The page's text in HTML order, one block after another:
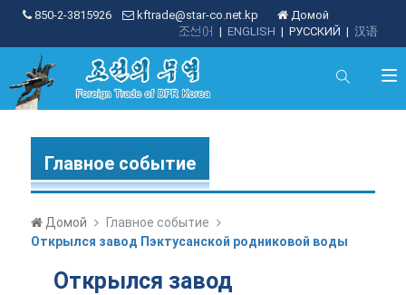
850-2-3815926 kftrade@star-co.net.kp
Домой
| 汉语
| РУССКИЙ
| ENGLISH
조선어
Главное событие
Домой
Главное событие
Открылся завод Пэктусанской родниковой воды
Открылся завод